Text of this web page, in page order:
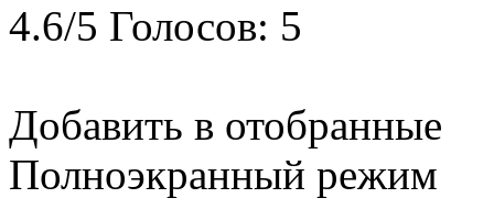
4.6/5 Голосов: 5
Добавить в отобранные
Полноэкранный режим